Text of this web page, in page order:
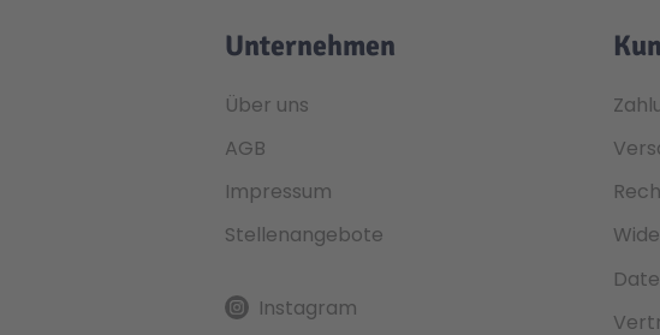
Unternehmen
Über uns
AGB
Impressum
Stellenangebote
Instagram